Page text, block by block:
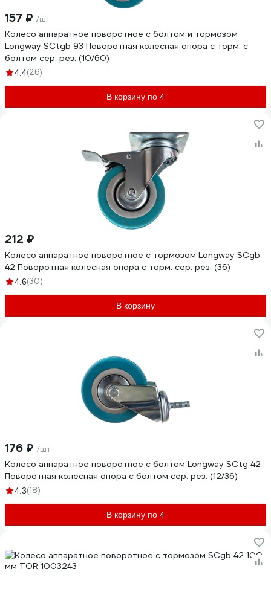
157 ₽ /шт
Колесо аппаратное поворотное с болтом и тормозом
Longway SCtgb 93 Поворотная колесная опора с торм. с
болтом сер. рез. (10/60)
4.4(26)
В корзину по 4
212 ₽
Колесо аппаратное поворотное с тормозом Longway SCgb
42 Поворотная колесная опора с торм. сер. рез. (36)
4.6(30)
В корзину
176 ₽ /шт
Колесо аппаратное поворотное с болтом Longway SCtg 42
Поворотная колесная опора с болтом сер. рез. (12/36)
4.3(18)
В корзину по 4